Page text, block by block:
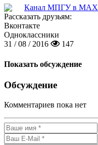
Канал МПГУ в MAX
Рассказать друзьям:
Вконтакте
Одноклассники
31 / 08 / 2016
147
Показать обсуждение
Обсуждение
Комментариев пока нет